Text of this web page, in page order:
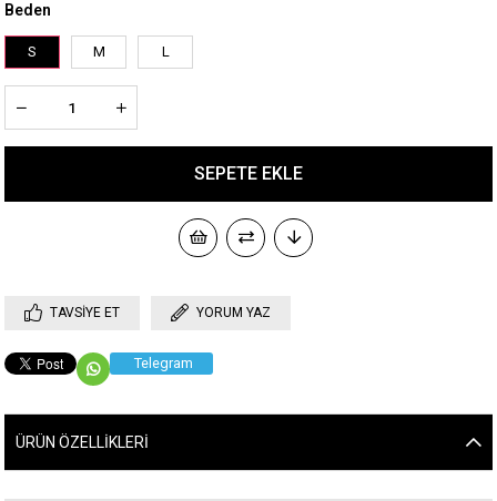
Beden
S M L
TAVSIYE ET YORUM YAZ
Telegram
ÜRÜN ÖZELLIKLERI